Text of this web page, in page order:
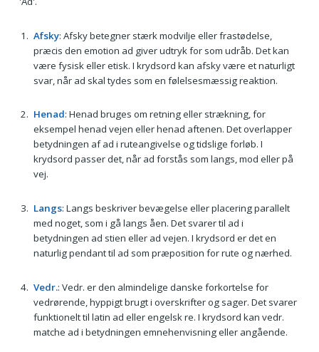
Afsky: Afsky betegner stærk modvilje eller frastødelse,
præcis den emotion ad giver udtryk for som udråb. Det kan
være fysisk eller etisk. I krydsord kan afsky være et naturligt
svar, når ad skal tydes som en følelsesmæssig reaktion.
Henad: Henad bruges om retning eller strækning, for
eksempel henad vejen eller henad aftenen. Det overlapper
betydningen af ad i ruteangivelse og tidslige forløb. I
krydsord passer det, når ad forstås som langs, mod eller på
vej.
Langs: Langs beskriver bevægelse eller placering parallelt
med noget, som i gå langs åen. Det svarer til ad i
betydningen ad stien eller ad vejen. I krydsord er det en
naturlig pendant til ad som præposition for rute og nærhed.
Vedr.: Vedr. er den almindelige danske forkortelse for
vedrørende, hyppigt brugt i overskrifter og sager. Det svarer
funktionelt til latin ad eller engelsk re. I krydsord kan vedr.
matche ad i betydningen emnehenvisning eller angående.